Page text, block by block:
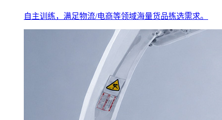
自主训练，满足物流/电商等领域海量货品拣选需求。